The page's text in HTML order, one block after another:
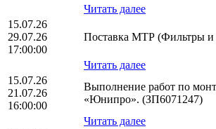
Читать далее
15.07.26
29.07.26
17:00:00
Поставка МТР (Фильтры
Читать далее
15.07.26
21.07.26
16:00:00
Выполнение работ по
«Юнипро». (ЗП6071247)
Читать далее